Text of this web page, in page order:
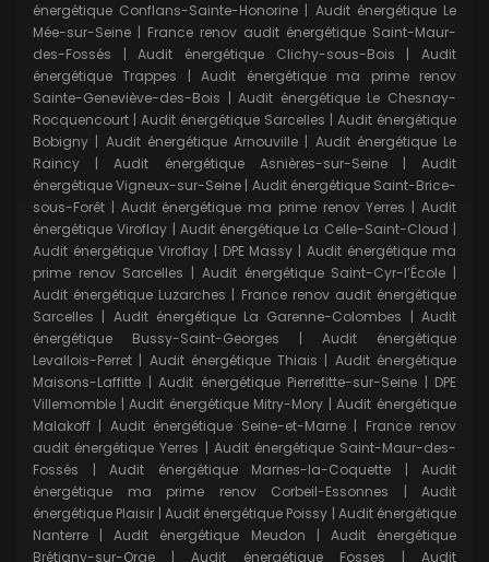
énergétique Conflans-Sainte-Honorine | Audit énergétique Le
Mée-sur-Seine | France renov audit énergétique Saint-Maur-
des-Fossés |Audit énergétique Clichy-sous-Bois |Audit
énergétique Trappes |Audit énergétique ma prime renov
Sainte-Geneviève-des-Bois |Audit énergétique Le Chesnay-
Rocquencourt | Audit énergétique Sarcelles | Audit énergétique
Bobigny | Audit énergétique Arnouville | Audit énergétique Le
Raincy |Audit énergétique Asnières-sur-Seine|Audit
énergétique Vigneux-sur-Seine | Audit énergétique Saint-Brice-
sous-Forêt | Audit énergétique ma prime renov Yerres |Audit
énergétique Viroflay | Audit énergétique La Celle-Saint-Cloud |
Audit énergétique Viroflay| DPE Massy |Audit énergétique ma
prime renov Sarcelles | Audit énergétique Saint-Cyr-l’École |
Audit énergétique Luzarches | France renov audit énergétique
Sarcelles | Audit énergétique La Garenne-Colombes |Audit
énergétique Bussy-Saint-Georges | Audit énergétique
Levallois-Perret | Audit énergétique Thiais | Audit énergétique
Maisons-Laffitte | Audit énergétique Pierrefitte-sur-Seine | DPE
Villemomble |Audit énergétique Mitry-Mory |Audit énergétique
Malakoff | Audit énergétique Seine-et-Marne| France renov
audit énergétique Yerres | Audit énergétique Saint-Maur-des-
Fossés | Audit énergétique Marnes-la-Coquette | Audit
énergétique ma prime renov Corbeil-Essonnes | Audit
énergétique Plaisir | Audit énergétique Poissy | Audit énergétique
Nanterre |Audit énergétique Meudon | Audit énergétique
Brétigny-sur-Orge |Audit énergétique Fosses |Audit